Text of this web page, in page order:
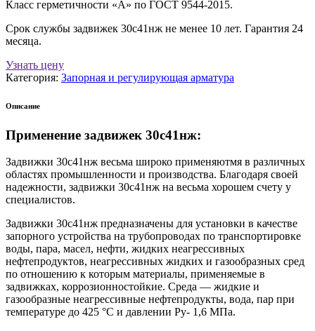
Класс герметичности «А» по ГОСТ 9544-2015.
Срок службы задвижек 30с41нж не менее 10 лет. Гарантия 24
месяца.
Узнать цену
Категория: Запорная и регулирующая арматура
Описание
Применение задвижек 30с41нж:
Задвижки 30с41нж весьма широко применяютмя в различных
областях промышленности и производства. Благодаря своей
надежности, задвижки 30с41нж на весьма хорошем счету у
специалистов.
Задвижки 30с41нж предназначены для установки в качестве
запорного устройства на трубопроводах по транспортировке
воды, пара, масел, нефти, жидких неагрессивных
нефтепродуктов, неагрессивных жидких и газообразных сред
по отношению к которым материалы, применяемые в
задвижках, коррозионностойкие. Среда — жидкие и
газообразные неагрессивные нефтепродукты, вода, пар при
температуре до 425 °С и давлении Ру- 1,6 МПа.